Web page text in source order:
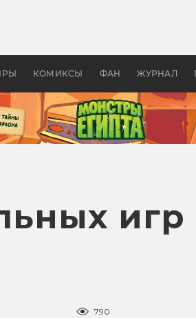
КОМИКСЫ ФАН ЖУРНАЛ
России —
бы
790